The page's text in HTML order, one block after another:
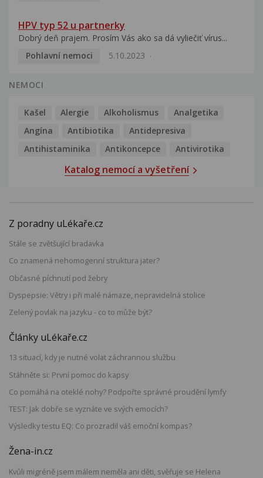
HPV typ 52 u partnerky
Dobrý deň prajem. Prosím Vás ako sa dá vyliečiť vírus...
Pohlavní nemoci
5.10.2023
NEMOCI
Kašel Alergie Alkoholismus
Analgetika
Angína
Antibiotika
Antidepresiva
Antihistaminika
Antikoncepce Antivirotika
Katalog nemocí a vyšetření
Z poradny uLékaře.cz
Stále se zvětšující bradavka
Co znamená nehomogenní struktura jater?
Občasné píchnutí pod žebry
Dyspepsie: Větry i při malé námaze, nepravidelná stolice
Zelený povlak na jazyku - co to může být?
Články uLékaře.cz
13 situací, kdy je nutné volat záchrannou službu
Stáhněte si: První pomoc do kapsy
Co pomáhá na oteklé nohy? Podpořte správné proudění lymfy
TEST: Jak dobře se vyznáte ve svých emocích?
Výsledky testu EQ: Co prozradil váš emoční kompas?
Žena-in.cz
Kvůli migréně jsem málem neměla ani děti, svěřuje se Helena